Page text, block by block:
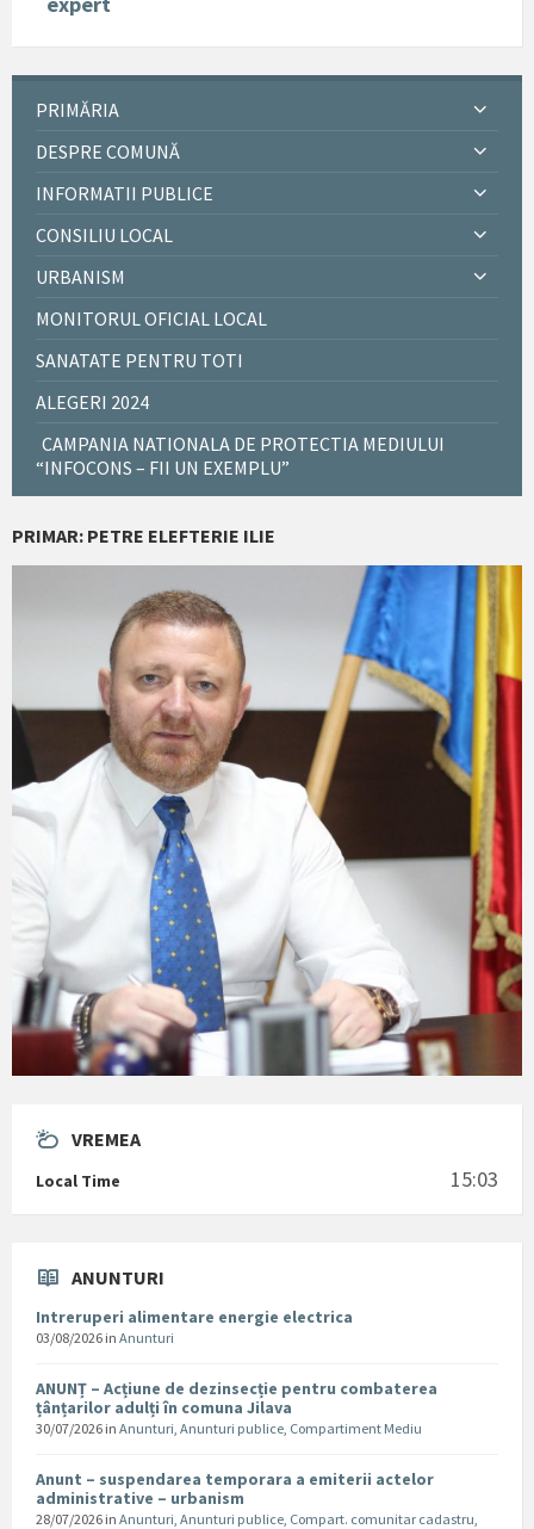
PRIMĂRIA
DESPRE COMUNĂ
INFORMATII PUBLICE
CONSILIU LOCAL
URBANISM
MONITORUL OFICIAL LOCAL
SANATATE PENTRU TOTI
ALEGERI 2024
CAMPANIA NATIONALA DE PROTECTIA MEDIULUI
“INFOCONS – FII UN EXEMPLU”
PRIMAR: PETRE ELEFTERIE ILIE
VREMEA
Local Time 15:03
ANUNTURI
Intreruperi alimentare energie electrica
03/08/2026 in Anunturi
ANUNȚ – Acțiune de dezinsecție pentru combaterea
țânțarilor adulți în comuna Jilava
30/07/2026 in Anunturi, Anunturi publice, Compartiment Mediu
Anunt – suspendarea temporara a emiterii actelor
administrative – urbanism
28/07/2026 in Anunturi, Anunturi publice, Compart. comunitar cadastru,